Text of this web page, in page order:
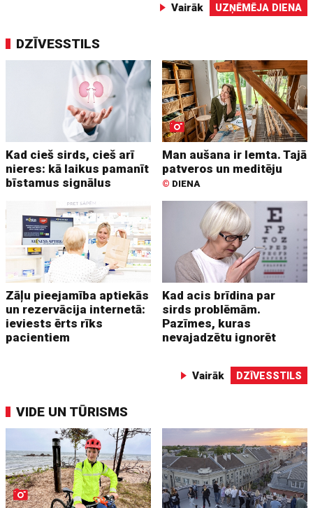
Vairāk UZŅĒMĒJA DIENA
DZĪVESSTILS
Kad cieš sirds, cieš arī
nieres: kā laikus pamanīt
bīstamus signālus
Man aušana ir lemta. Tajā
patveros un meditēju
© DIENA
Zāļu pieejamība aptiekās
un rezervācija internetā:
ieviests ērts rīks
pacientiem
Kad acis brīdina par
sirds problēmām.
Pazīmes, kuras
nevajadzētu ignorēt
Vairāk DZĪVESSTILS
VIDE UN TŪRISMS